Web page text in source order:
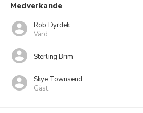
Medverkande
Rob Dyrdek
Värd
Sterling Brim
Skye Townsend
Gäst